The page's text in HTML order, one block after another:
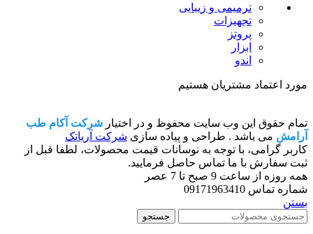
ترمیمی و زیبایی
تجهیزات
پروتز
ابزار
اندو
مورد اعتماد مشتریان هستیم
تمام حقوق این وب سایت محفوظ و در اختیار شرکت آکام طب
آرامش می باشد . طراحی و پیاده سازی شرکت آریاتک
کاربر گرامی، با توجه به نوسانات قیمت محصولات، لطفا قبل از
ثبت سفارش با ما تماس حاصل فرمایید.
همه روزه از ساعت 9 صبح تا 7 عصر
شماره تماس 09171963410
بستن
جستجو